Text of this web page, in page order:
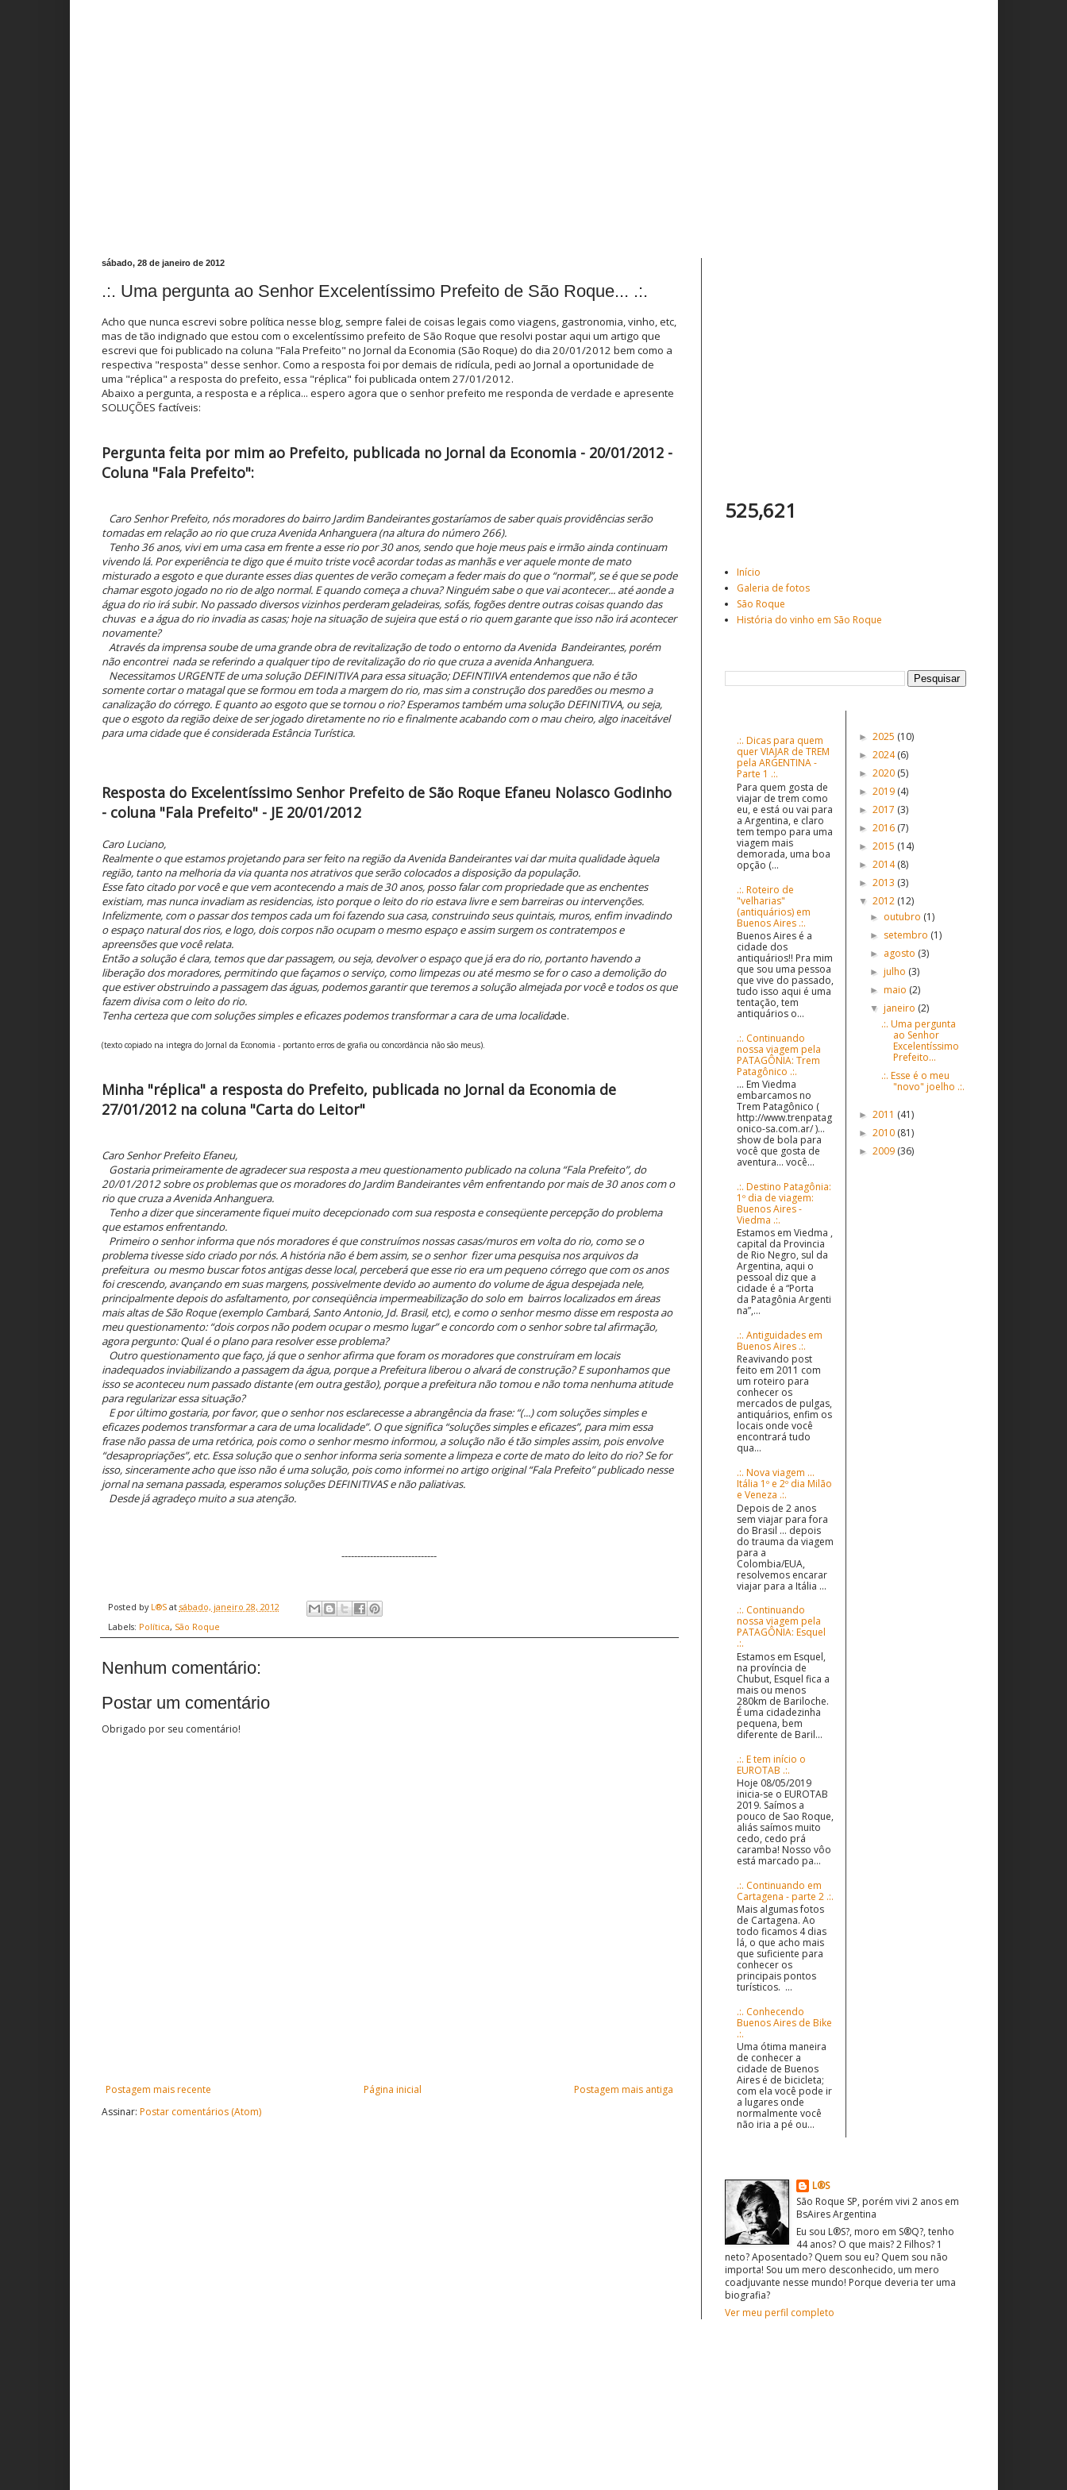
sábado, 28 de janeiro de 2012
.:. Uma pergunta ao Senhor Excelentíssimo Prefeito de São Roque... .:.
Acho que nunca escrevi sobre política nesse blog, sempre falei de coisas legais como viagens, gastronomia, vinho, etc,
mas de tão indignado que estou com o excelentíssimo prefeito de São Roque que resolvi postar aqui um artigo que
escrevi que foi publicado na coluna "Fala Prefeito" no Jornal da Economia (São Roque) do dia 20/01/2012 bem como a
respectiva "resposta" desse senhor. Como a resposta foi por demais de ridícula, pedi ao Jornal a oportunidade de
uma "réplica" a resposta do prefeito, essa "réplica" foi publicada ontem 27/01/2012.
Abaixo a pergunta, a resposta e a réplica... espero agora que o senhor prefeito me responda de verdade e apresente
SOLUÇÕES factíveis:
Pergunta feita por mim ao Prefeito, publicada no Jornal da Economia - 20/01/2012 -
Coluna "Fala Prefeito":
Caro Senhor Prefeito, nós moradores do bairro Jardim Bandeirantes gostaríamos de saber quais providências serão
tomadas em relação ao rio que cruza Avenida Anhanguera (na altura do número 266).
Tenho 36 anos, vivi em uma casa em frente a esse rio por 30 anos, sendo que hoje meus pais e irmão ainda continuam
vivendo lá. Por experiência te digo que é muito triste você acordar todas as manhãs e ver aquele monte de mato
misturado a esgoto e que durante esses dias quentes de verão começam a feder mais do que o “normal”, se é que se pode
chamar esgoto jogado no rio de algo normal. E quando começa a chuva? Ninguém sabe o que vai acontecer... até aonde a
água do rio irá subir. No passado diversos vizinhos perderam geladeiras, sofás, fogões dentre outras coisas quando das
chuvas e a água do rio invadia as casas; hoje na situação de sujeira que está o rio quem garante que isso não irá acontecer
novamente?
Através da imprensa soube de uma grande obra de revitalização de todo o entorno da Avenida Bandeirantes, porém
não encontrei nada se referindo a qualquer tipo de revitalização do rio que cruza a avenida Anhanguera.
Necessitamos URGENTE de uma solução DEFINITIVA para essa situação; DEFINTIIVA entendemos que não é tão
somente cortar o matagal que se formou em toda a margem do rio, mas sim a construção dos paredões ou mesmo a
canalização do córrego. E quanto ao esgoto que se tornou o rio? Esperamos também uma solução DEFINITIVA, ou seja,
que o esgoto da região deixe de ser jogado diretamente no rio e finalmente acabando com o mau cheiro, algo inaceitável
para uma cidade que é considerada Estância Turística.
Resposta do Excelentíssimo Senhor Prefeito de São Roque Efaneu Nolasco Godinho
- coluna "Fala Prefeito" - JE 20/01/2012
Caro Luciano,
Realmente o que estamos projetando para ser feito na região da Avenida Bandeirantes vai dar muita qualidade àquela
região, tanto na melhoria da via quanta nos atrativos que serão colocados a disposição da população.
Esse fato citado por você e que vem acontecendo a mais de 30 anos, posso falar com propriedade que as enchentes
existiam, mas nunca invadiam as residencias, isto porque o leito do rio estava livre e sem barreiras ou intervenções.
Infelizmente, com o passar dos tempos cada um foi fazendo sua casa, construindo seus quintais, muros, enfim invadindo
o espaço natural dos rios, e logo, dois corpos não ocupam o mesmo espaço e assim surgem os contratempos e
apreensões que você relata.
Então a solução é clara, temos que dar passagem, ou seja, devolver o espaço que já era do rio, portanto havendo a
liberação dos moradores, permitindo que façamos o serviço, como limpezas ou até mesmo se for o caso a demolição do
que estiver obstruindo a passagem das águas, podemos garantir que teremos a solução almejada por você e todos os que
fazem divisa com o leito do rio.
Tenha certeza que com soluções simples e eficazes podemos transformar a cara de uma localidade.
(texto copiado na integra do Jornal da Economia - portanto erros de grafia ou concordância não são meus).
Minha "réplica" a resposta do Prefeito, publicada no Jornal da Economia de
27/01/2012 na coluna "Carta do Leitor"
Caro Senhor Prefeito Efaneu,
Gostaria primeiramente de agradecer sua resposta a meu questionamento publicado na coluna “Fala Prefeito”, do
20/01/2012 sobre os problemas que os moradores do Jardim Bandeirantes vêm enfrentando por mais de 30 anos com o
rio que cruza a Avenida Anhanguera.
Tenho a dizer que sinceramente fiquei muito decepcionado com sua resposta e conseqüente percepção do problema
que estamos enfrentando.
Primeiro o senhor informa que nós moradores é que construímos nossas casas/muros em volta do rio, como se o
problema tivesse sido criado por nós. A história não é bem assim, se o senhor fizer uma pesquisa nos arquivos da
prefeitura ou mesmo buscar fotos antigas desse local, perceberá que esse rio era um pequeno córrego que com os anos
foi crescendo, avançando em suas margens, possivelmente devido ao aumento do volume de água despejada nele,
principalmente depois do asfaltamento, por conseqüência impermeabilização do solo em bairros localizados em áreas
mais altas de São Roque (exemplo Cambará, Santo Antonio, Jd. Brasil, etc), e como o senhor mesmo disse em resposta ao
meu questionamento: “dois corpos não podem ocupar o mesmo lugar” e concordo com o senhor sobre tal afirmação,
agora pergunto: Qual é o plano para resolver esse problema?
Outro questionamento que faço, já que o senhor afirma que foram os moradores que construíram em locais
inadequados inviabilizando a passagem da água, porque a Prefeitura liberou o alvará de construção? E suponhamos que
isso se aconteceu num passado distante (em outra gestão), porque a prefeitura não tomou e não toma nenhuma atitude
para regularizar essa situação?
E por último gostaria, por favor, que o senhor nos esclarecesse a abrangência da frase: “(...) com soluções simples e
eficazes podemos transformar a cara de uma localidade”. O que significa “soluções simples e eficazes”, para mim essa
frase não passa de uma retórica, pois como o senhor mesmo informou, a solução não é tão simples assim, pois envolve
“desapropriações”, etc. Essa solução que o senhor informa seria somente a limpeza e corte de mato do leito do rio? Se for
isso, sinceramente acho que isso não é uma solução, pois como informei no artigo original “Fala Prefeito” publicado nesse
jornal na semana passada, esperamos soluções DEFINITIVAS e não paliativas.
Desde já agradeço muito a sua atenção.
------------------------------
Posted by L®S at sábado, janeiro 28, 2012
Labels: Política, São Roque
Nenhum comentário:
Postar um comentário
Obrigado por seu comentário!
Postagem mais recente Postagem mais antiga
Página inicial
Assinar: Postar comentários (Atom)
525,621
Início
Galeria de fotos
São Roque
História do vinho em São Roque
.:. Dicas para quem
quer VIAJAR de TREM
pela ARGENTINA -
Parte 1 .:.
Para quem gosta de
viajar de trem como
eu, e está ou vai para
a Argentina, e claro
tem tempo para uma
viagem mais
demorada, uma boa
opção (...
.:. Roteiro de
"velharias"
(antiquários) em
Buenos Aires .:.
Buenos Aires é a
cidade dos
antiquários!! Pra mim
que sou uma pessoa
que vive do passado,
tudo isso aqui é uma
tentação, tem
antiquários o...
.:. Continuando
nossa viagem pela
PATAGÔNIA: Trem
Patagônico .:.
... Em Viedma
embarcamos no
Trem Patagônico (
http://www.trenpatag
onico-sa.com.ar/ )...
show de bola para
você que gosta de
aventura... você...
.:. Destino Patagônia:
1º dia de viagem:
Buenos Aires -
Viedma .:.
Estamos em Viedma ,
capital da Provincia
de Rio Negro, sul da
Argentina, aqui o
pessoal diz que a
cidade é a “Porta
da Patagônia Argenti
na”,...
.:. Antiguidades em
Buenos Aires .:.
Reavivando post
feito em 2011 com
um roteiro para
conhecer os
mercados de pulgas,
antiquários, enfim os
locais onde você
encontrará tudo
qua...
.:. Nova viagem ...
Itália 1º e 2º dia Milão
e Veneza .:.
Depois de 2 anos
sem viajar para fora
do Brasil ... depois
do trauma da viagem
para a
Colombia/EUA,
resolvemos encarar
viajar para a Itália ...
.:. Continuando
nossa viagem pela
PATAGÔNIA: Esquel
.:.
Estamos em Esquel,
na província de
Chubut, Esquel fica a
mais ou menos
280km de Bariloche.
É uma cidadezinha
pequena, bem
diferente de Baril...
.:. E tem início o
EUROTAB .:.
Hoje 08/05/2019
inicia-se o EUROTAB
2019. Saímos a
pouco de Sao Roque,
aliás saímos muito
cedo, cedo prá
caramba! Nosso vôo
está marcado pa...
.:. Continuando em
Cartagena - parte 2 .:.
Mais algumas fotos
de Cartagena. Ao
todo ficamos 4 dias
lá, o que acho mais
que suficiente para
conhecer os
principais pontos
turísticos. ...
.:. Conhecendo
Buenos Aires de Bike
.:.
Uma ótima maneira
de conhecer a
cidade de Buenos
Aires é de bicicleta;
com ela você pode ir
a lugares onde
normalmente você
não iria a pé ou...
► 2025 (10)
► 2024(6)
► 2020 (5)
► 2019 (4)
► 2017 (3)
► 2016 (7)
► 2015 (14)
► 2014(8)
► 2013 (3)
▼ 2012 (12)
► outubro (1)
► setembro (1)
► agosto (3)
► julho (3)
► maio (2)
▼ janeiro (2)
.:. Uma pergunta
ao Senhor
Excelentíssimo
Prefeito...
.:. Esse é o meu
"novo" joelho .:.
► 2011 (41)
► 2010 (81)
► 2009 (36)
L®S
São Roque SP, porém vivi 2 anos em
BsAires Argentina
Eu sou L®S?, moro em S®Q?, tenho
44 anos? O que mais? 2 Filhos? 1
neto? Aposentado? Quem sou eu? Quem sou não
importa! Sou um mero desconhecido, um mero
coadjuvante nesse mundo! Porque deveria ter uma
biografia?
Ver meu perfil completo